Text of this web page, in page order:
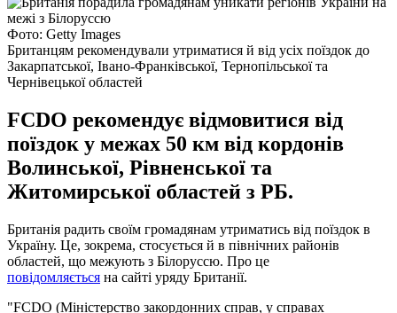
Фото: Getty Images
Британцям рекомендували утриматися й від усіх поїздок до
Закарпатської, Івано-Франківської, Тернопільської та
Чернівецької областей
FCDO рекомендує відмовитися від
поїздок у межах 50 км від кордонів
Волинської, Рівненської та
Житомирської областей з РБ.
Британія радить своїм громадянам утриматись від поїздок в
Україну. Це, зокрема, стосується й в північних районів
областей, що межують з Білоруссю. Про це
повідомляється на сайті уряду Британії.
"FCDO (Міністерство закордонних справ, у справах